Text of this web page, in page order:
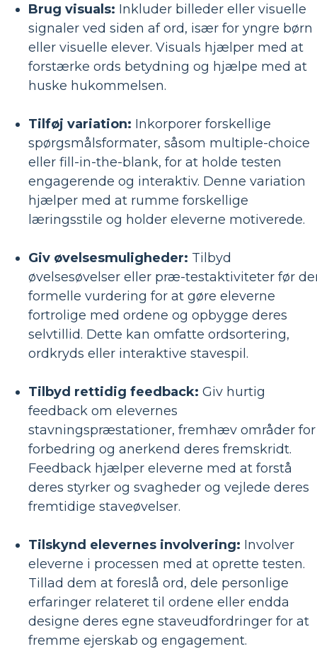
Brug visuals: Inkluder billeder eller visuelle
signaler ved siden af ​​ord, især for yngre børn
eller visuelle elever. Visuals hjælper med at
forstærke ords betydning og hjælpe med at
huske hukommelsen.
Tilføj variation: Inkorporer forskellige
spørgsmålsformater, såsom multiple-choice
eller fill-in-the-blank, for at holde testen
engagerende og interaktiv. Denne variation
hjælper med at rumme forskellige
læringsstile og holder eleverne motiverede.
Giv øvelsesmuligheder: Tilbyd
øvelsesøvelser eller præ-testaktiviteter før
formelle vurdering for at gøre eleverne
fortrolige med ordene og opbygge deres
selvtillid. Dette kan omfatte ordsortering,
ordkryds eller interaktive stavespil.
Tilbyd rettidig feedback: Giv hurtig
feedback om elevernes
stavningspræstationer, fremhæv områder for
forbedring og anerkend deres fremskridt.
Feedback hjælper eleverne med at forstå
deres styrker og svagheder og vejlede deres
fremtidige staveøvelser.
Tilskynd elevernes involvering: Involver
eleverne i processen med at oprette testen.
Tillad dem at foreslå ord, dele personlige
erfaringer relateret til ordene eller endda
designe deres egne staveudfordringer for at
fremme ejerskab og engagement.